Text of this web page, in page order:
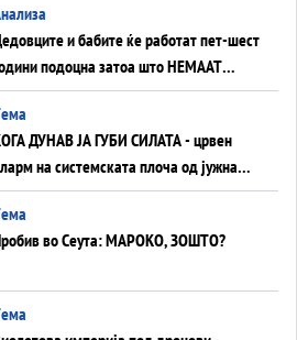
и бабите ќе работат пет-шест
подоцна затоа што НЕМААТ
ДА ГИ ЗАМЕНАТ
ДУНАВ ЈА ГУБИ СИЛАТА - црвен
на системската плоча од јужна
до Црното Море...
во Сеута: МАРОКО, ЗОШТО?